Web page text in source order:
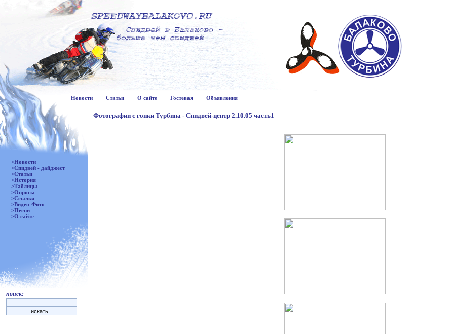
Новости Статьи О сайте Гостевая Объявления
>Новости
>Спидвей - дайджест
>Статьи
>История
>Таблицы
>Опросы
>Ссылки
>Видео-Фото
>Песни
>О сайте
поиск:
Фотографии с гонки Турбина - Спидвей-центр 2.10.05 часть1